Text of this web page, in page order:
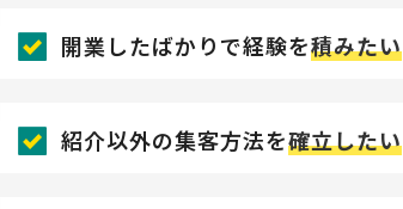
開業したばかりで経験を積みたい
紹介以外の集客方法を確立したい